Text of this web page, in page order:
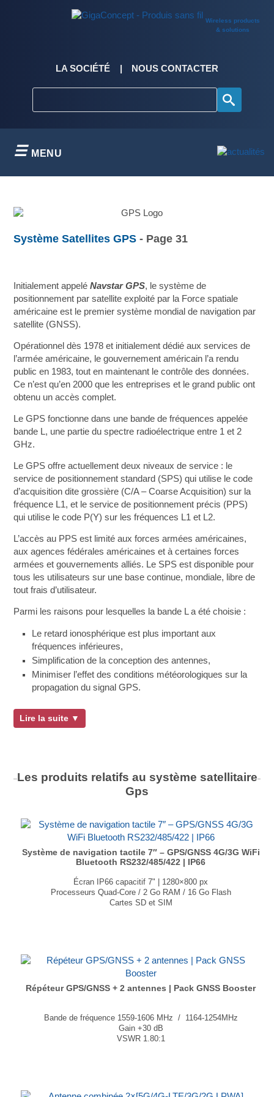
Wireless products
& solutions
LA SOCIÉTÉ NOUS CONTACTER
MENU
Système Satellites GPS - Page 31
Initialement appeléNavstar GPS, le système de
positionnement par satellite exploité par la Force spatiale
américaine est le premier système mondial de navigation par
satellite (GNSS).
Opérationnel dès 1978 et initialement dédié aux services de
l’armée américaine, le gouvernement américain l’a rendu
public en 1983, tout en maintenant le contrôle des données.
Ce n’est qu’en 2000 que les entreprises et le grand public ont
obtenu un accès complet.
Le GPS fonctionne dans une bande de fréquences appelée
bande L, une partie du spectre radioélectrique entre 1 et 2
GHz.
Le GPS offre actuellement deux niveaux de service : le
service de positionnement standard (SPS) qui utilise le code
d’acquisition dite grossière (C/A – Coarse Acquisition) sur la
fréquence L1, et le service de positionnement précis (PPS)
qui utilise le code P(Y) sur les fréquences L1 et L2.
L’accès au PPS est limité aux forces armées américaines,
aux agences fédérales américaines et à certaines forces
armées et gouvernements alliés. Le SPS est disponible pour
tous les utilisateurs sur une base continue, mondiale, libre de
tout frais d’utilisateur.
Parmi les raisons pour lesquelles la bande L a été choisie :
Le retard ionosphérique est plus important aux
fréquences inférieures,
Simplification de la conception des antennes,
Minimiser l’effet des conditions météorologiques sur la
propagation du signal GPS.
Lire la suite ▼
Les produits relatifs au système satellitaire
Gps
Système de navigation tactile 7″ – GPS/GNSS 4G/3G WiFi
Bluetooth RS232/485/422 | IP66
Écran IP66 capacitif 7" | 1280×800 px
Processeurs Quad-Core / 2 Go RAM / 16 Go Flash
Cartes SD et SIM
...
Répéteur GPS/GNSS + 2 antennes | Pack GNSS Booster
Bande de fréquence 1559-1606 MHz / 1164-1254MHz
Gain +30 dB
VSWR 1.80:1